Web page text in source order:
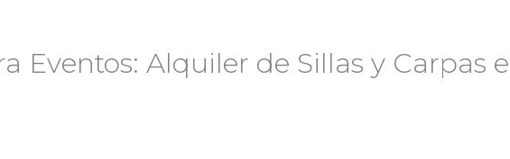
Eventos: Alquiler de Sillas y Carpas